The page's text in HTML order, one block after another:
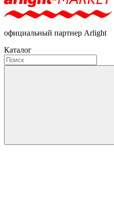
официальный партнер Arlight
Каталог